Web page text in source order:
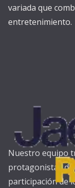
variada que
entretenimiento.
Nuestro equipo
protagonistas
participación de